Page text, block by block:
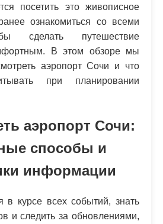
посетить это живописное
ознакомиться со всеми
сделать путешествие
В этом обзоре мы
аэропорт Сочи и что
при планировании
аэропорт Сочи:
способы и
информации
в курсе всех событий, знать
и следить за обновлениями,